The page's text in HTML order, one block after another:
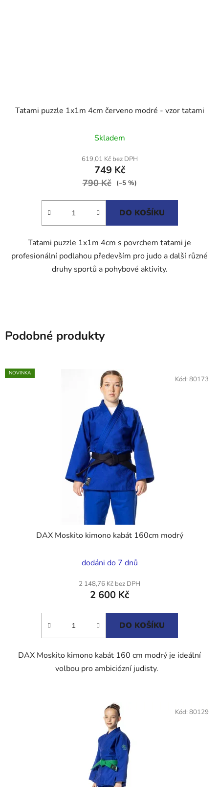
Tatami puzzle 1x1m 4cm červeno modré - vzor tatami
hodnocení
produktu
je
5,0
Skladem
619,01 Kč bez DPH
749 Kč
790 Kč (–5 %)
DO KOŠÍKU
Tatami puzzle 1x1m 4cm s povrchem tatami je
profesionální podlahou především pro judo a další různé
druhy sportů a pohybové aktivity.
Podobné produkty
NOVINKA
DAX Moskito kimono kabát 160cm modrý
dodáni do 7 dnů
2 148,76 Kč bez DPH
2 600 Kč
DO KOŠÍKU
DAX Moskito kimono kabát 160 cm modrý je ideální
volbou pro ambiciózní judisty.
Kód: 80173
Kód: 80129